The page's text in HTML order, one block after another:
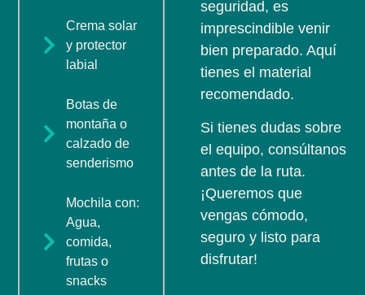
Crema solar
y protector
labial
Botas de
montaña o
calzado de
senderismo
Mochila con:
Agua,
comida,
frutas o
snacks
seguridad, es
imprescindible venir
bien preparado. Aquí
tienes el material
recomendado.
Si tienes dudas sobre
el equipo, consúltanos
antes de la ruta.
¡Queremos que
vengas cómodo,
seguro y listo para
disfrutar!